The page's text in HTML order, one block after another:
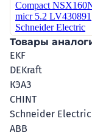
Товары
EKF
DEKraft
КЭАЗ
CHINT
Schneider Electric
ABB